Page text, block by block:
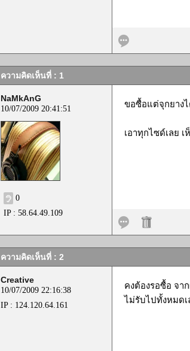
ความคิดเห็นที่ : 1
NaMkAnG
10/07/2009 20:41:51
0
IP : 58.64.49.109
ขอซื้อแต่จุกยาง
เอาทุกไซด์เลย
ความคิดเห็นที่ : 2
Creative
10/07/2009 22:16:38
IP : 124.120.64.161
คงต้องรอซื้อ จา
ไม่รับไปทั้งหมด